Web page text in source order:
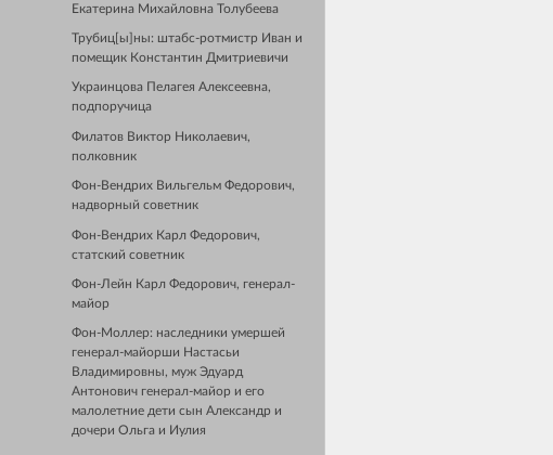
Екатерина Михайловна Толубеева
Трубиц[ы]ны: штабс-ротмистр Иван и
помещик Константин Дмитриевичи
Украинцова Пелагея Алексеевна,
подпоручица
Филатов Виктор Николаевич,
полковник
Фон-Вендрих Вильгельм Федорович,
надворный советник
Фон-Вендрих Карл Федорович,
статский советник
Фон-Лейн Карл Федорович, генерал-
майор
Фон-Моллер: наследники умершей
генерал-майорши Настасьи
Владимировны, муж Эдуард
Антонович генерал-майор и его
малолетние дети сын Александр и
дочери Ольга и Иулия